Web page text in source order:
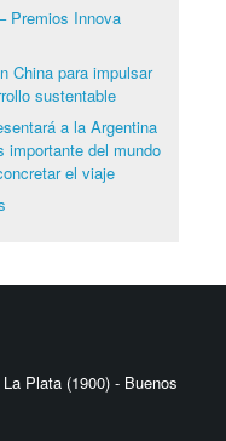
Premios Innova
China para impulsar
sustentable
a la Argentina
importante del mundo
el viaje
Plata (1900) - Buenos